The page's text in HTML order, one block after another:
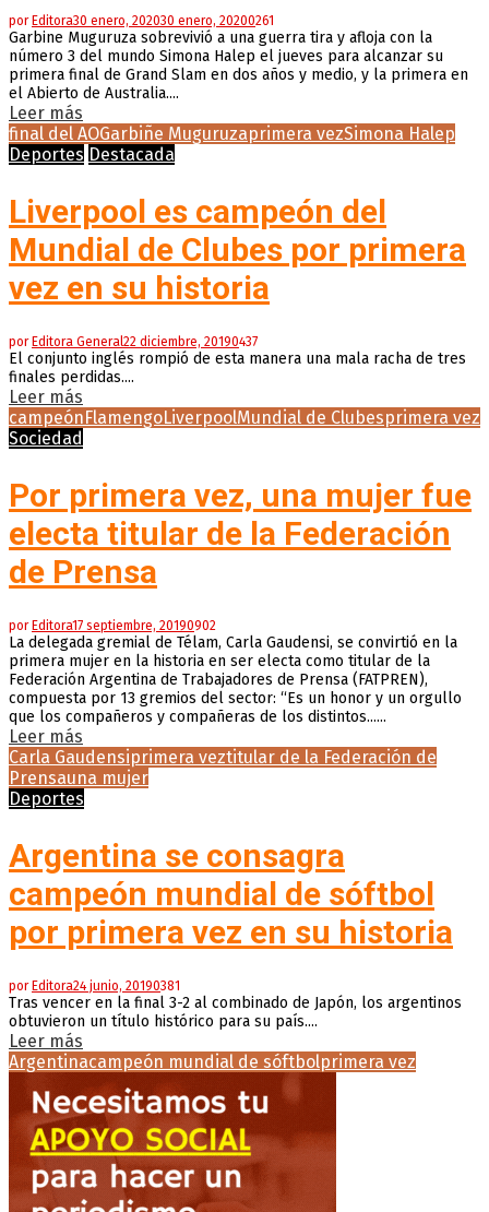
por Editora30 enero, 202030 enero, 20200261
Garbine Muguruza sobrevivió a una guerra tira y afloja con la
número 3 del mundo Simona Halep el jueves para alcanzar su
primera final de Grand Slam en dos años y medio, y la primera en
el Abierto de Australia....
Leer más
final del AOGarbiñe Muguruzaprimera vezSimona Halep
Deportes Destacada
Liverpool es campeón del
Mundial de Clubes por primera
vez en su historia
por Editora General22 diciembre, 20190437
El conjunto inglés rompió de esta manera una mala racha de tres
finales perdidas....
Leer más
campeón FlamengoLiverpoolMundial de Clubesprimera vez
Sociedad
Por primera vez, una mujer fue
electa titular de la Federación
de Prensa
por Editora17 septiembre, 20190902
La delegada gremial de Télam, Carla Gaudensi, se convirtió en la
primera mujer en la historia en ser electa como titular de la
Federación Argentina de Trabajadores de Prensa (FATPREN),
compuesta por 13 gremios del sector: “Es un honor y un orgullo
que los compañeros y compañeras de los distintos......
Leer más
Carla Gaudensiprimera veztitular de la Federación de
Prensauna mujer
Deportes
Argentina se consagra
campeón mundial de sóftbol
por primera vez en su historia
porEditora24 junio, 20190381
Tras vencer en la final 3-2 al combinado de Japón, los argentinos
obtuvieron un título histórico para su país....
Leer más
Argentinacampeón mundial de sóftbolprimera vez